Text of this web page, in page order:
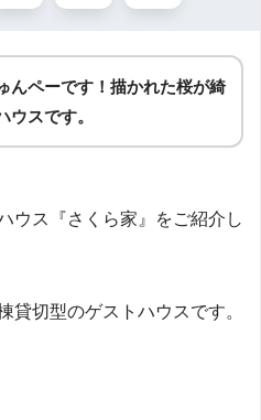
んペーです！描かれた桜が綺
ウスです。
ウス『さくら家』をご紹介し
貸切型のゲストハウスです。